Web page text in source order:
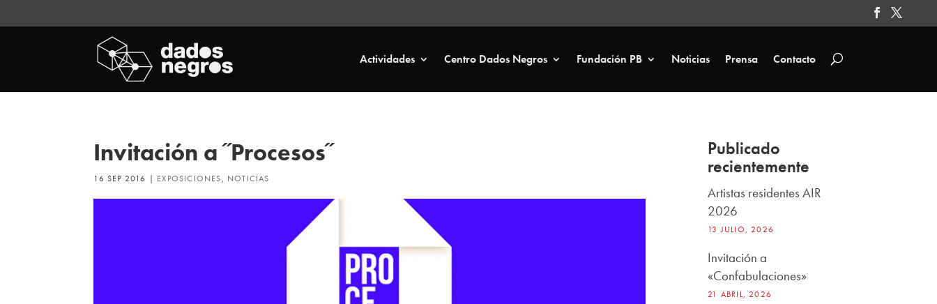
Actividades Centro Dados Negros Fundación PB Noticias Prensa Contacto
Invitación a ˝Procesos˝
16 SEP 2016 | EXPOSICIONES, NOTICIAS
Publicado
recientemente
Artistas residentes AIR
2026
13 JULIO, 2026
Invitación a
«Confabulaciones»
21 ABRIL, 2026